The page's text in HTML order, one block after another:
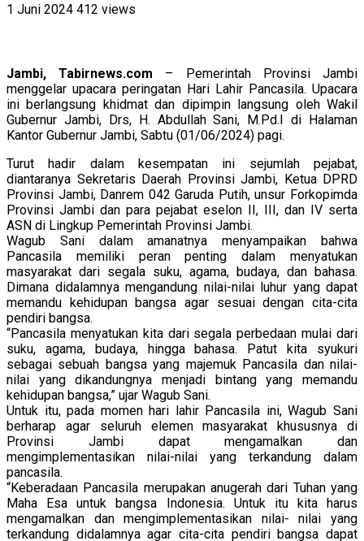
1 Juni 2024 412 views
Jambi, Tabirnews.com – Pemerintah Provinsi Jambi
menggelar upacara peringatan Hari Lahir Pancasila. Upacara
ini berlangsung khidmat dan dipimpin langsung oleh Wakil
Gubernur Jambi, Drs, H. Abdullah Sani, M.Pd.I di Halaman
Kantor Gubernur Jambi, Sabtu (01/06/2024) pagi.
Turut hadir dalam kesempatan ini sejumlah pejabat,
diantaranya Sekretaris Daerah Provinsi Jambi, Ketua DPRD
Provinsi Jambi, Danrem 042 Garuda Putih, unsur Forkopimda
Provinsi Jambi dan para pejabat eselon II, III, dan IV serta
ASN di Lingkup Pemerintah Provinsi Jambi.
Wagub Sani dalam amanatnya menyampaikan bahwa
Pancasila memiliki peran penting dalam menyatukan
masyarakat dari segala suku, agama, budaya, dan bahasa.
Dimana didalamnya mengandung nilai-nilai luhur yang dapat
memandu kehidupan bangsa agar sesuai dengan cita-cita
pendiri bangsa.
“Pancasila menyatukan kita dari segala perbedaan mulai dari
suku, agama, budaya, hingga bahasa. Patut kita syukuri
sebagai sebuah bangsa yang majemuk Pancasila dan nilai-
nilai yang dikandungnya menjadi bintang yang memandu
kehidupan bangsa,” ujar Wagub Sani.
Untuk itu, pada momen hari lahir Pancasila ini, Wagub Sani
berharap agar seluruh elemen masyarakat khususnya di
Provinsi Jambi dapat mengamalkan dan
mengimplementasikan nilai-nilai yang terkandung dalam
pancasila.
“Keberadaan Pancasila merupakan anugerah dari Tuhan yang
Maha Esa untuk bangsa Indonesia. Untuk itu kita harus
mengamalkan dan mengimplementasikan nilai- nilai yang
terkandung didalamnya agar cita-cita pendiri bangsa dapat